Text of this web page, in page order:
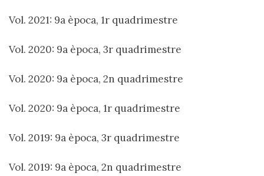
Vol. 2021: 9a època, 1r quadrimestre
Vol. 2020: 9a època, 3r quadrimestre
Vol. 2020: 9a època, 2n quadrimestre
Vol. 2020: 9a època, 1r quadrimestre
Vol. 2019: 9a època, 3r quadrimestre
Vol. 2019: 9a època, 2n quadrimestre